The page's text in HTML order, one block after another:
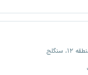
۱۲، سنگلج